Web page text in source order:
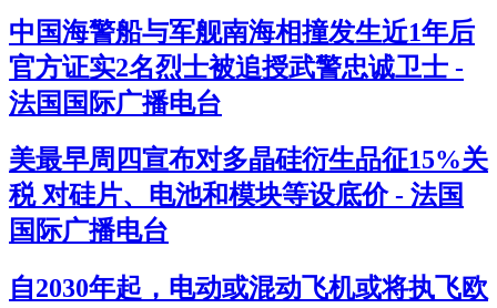
中国海警船与军舰南海相撞发生近1年后
官方证实2名烈士被追授武警忠诚卫士 -
法国国际广播电台
美最早周四宣布对多晶硅衍生品征15%关
税 对硅片、电池和模块等设底价 - 法国
国际广播电台
自2030年起，电动或混动飞机或将执飞欧